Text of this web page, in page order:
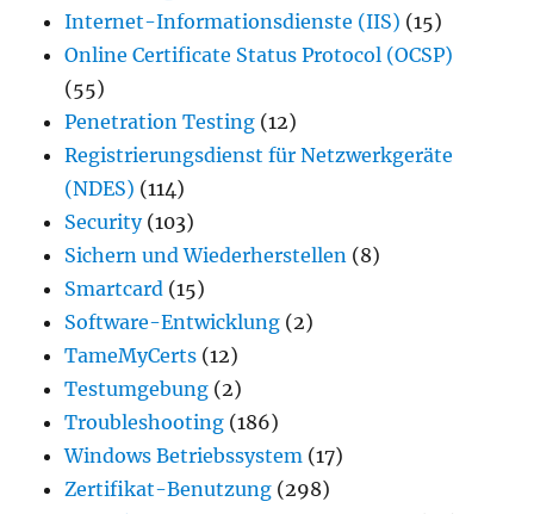
Internet-Informationsdienste (IIS) (15)
Online Certificate Status Protocol (OCSP)
(55)
Penetration Testing (12)
Registrierungsdienst für Netzwerkgeräte
(NDES) (114)
Security(103)
Sichern und Wiederherstellen (8)
Smartcard (15)
Software-Entwicklung (2)
TameMyCerts (12)
Testumgebung (2)
Troubleshooting (186)
Windows Betriebssystem (17)
Zertifikat-Benutzung (298)